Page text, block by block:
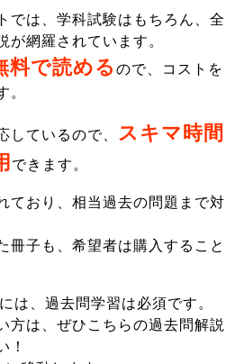
では、学科試験はもちろん、全
網羅されています。
料で読めるので、コストを
しているので、 スキマ時間
できます。
ており、相当過去の問題まで対
冊子も、希望者は購入すること
は、過去問学習は必須です。
方は、ぜひこちらの過去問解説
！